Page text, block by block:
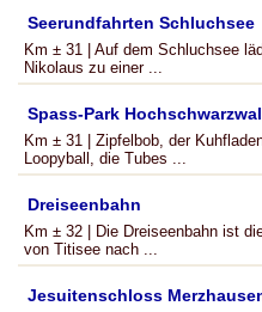
Seerundfahrten Schluchsee
Km ± 31 | Auf dem Schluchsee
Nikolaus zu einer ...
Spass-Park
Km ± 31 | Zipfelbob, der
Loopyball, die Tubes ...
Dreiseenbahn
Km ± 32 | Die Dreiseenbahn ist
von Titisee nach ...
Jesuitenschloss